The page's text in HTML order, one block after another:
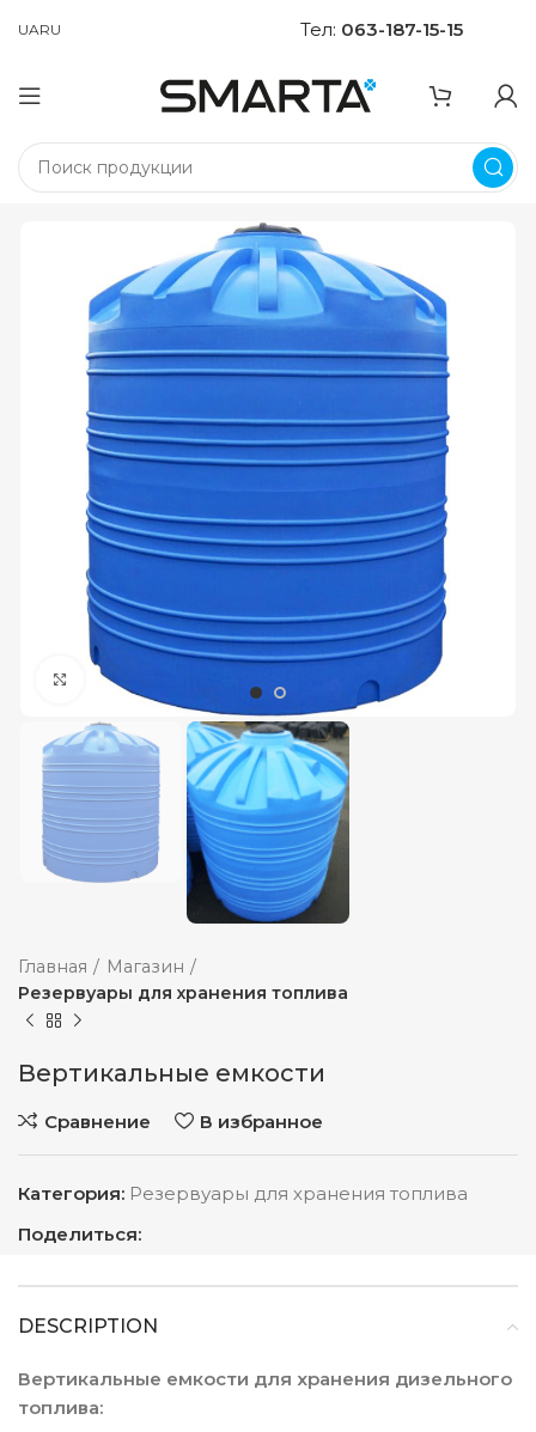
UARU Тел: 063-187-15-15
Увеличить
Главная
Магазин
Резервуары для хранения топлива
Вертикальные емкости
Сравнение В избранное
Категория: Резервуары для хранения топлива
Поделиться:
DESCRIPTION
Вертикальные емкости для хранения дизельного
топлива: